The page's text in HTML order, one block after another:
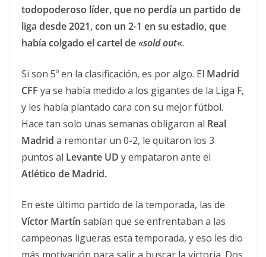
todopoderoso líder, que no perdía un partido de
liga desde 2021, con un 2-1 en su estadio, que
había colgado el cartel de«sold out«.
Si son 5º en la clasificación, es por algo. El Madrid
CFF ya se había medido a los gigantes de la Liga F,
y les había plantado cara con su mejor fútbol.
Hace tan solo unas semanas obligaron al Real
Madrid a remontar un 0-2, le quitaron los 3
puntos al Levante UD y empataron ante el
Atlético de Madrid.
En este último partido de la temporada, las de
Víctor Martín sabían que se enfrentaban a las
campeonas ligueras esta temporada, y eso les dio